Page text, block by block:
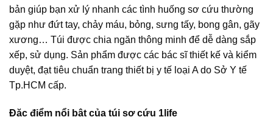
bản giúp bạn xử lý nhanh các tình huống sơ cứu thường
gặp như đứt tay, chảy máu, bỏng, sưng tấy, bong gân, gãy
xương… Túi được chia ngăn thông minh để dễ dàng sắp
xếp, sử dụng. Sản phẩm được các bác sĩ thiết kế và kiểm
duyệt, đạt tiêu chuẩn trang thiết bị y tế loại A do Sở Y tế
Tp.HCM cấp.
Đặc điểm nổi bật của túi sơ cứu 1life